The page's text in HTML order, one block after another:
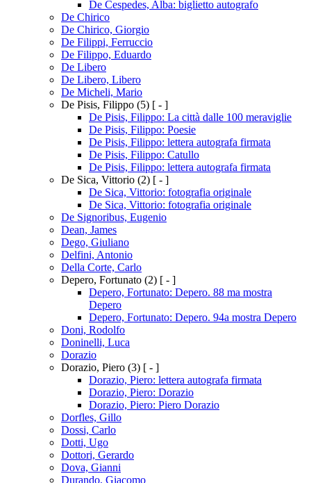
De Cespedes, Alba: biglietto autografo
De Chirico
De Chirico, Giorgio
De Filippi, Ferruccio
De Filippo, Eduardo
De Libero
De Libero, Libero
De Micheli, Mario
De Pisis, Filippo (5) [ - ]
De Pisis, Filippo: La città dalle 100 meraviglie
De Pisis, Filippo: Poesie
De Pisis, Filippo: lettera autografa firmata
De Pisis, Filippo: Catullo
De Pisis, Filippo: lettera autografa firmata
De Sica, Vittorio (2) [ - ]
De Sica, Vittorio: fotografia originale
De Sica, Vittorio: fotografia originale
De Signoribus, Eugenio
Dean, James
Dego, Giuliano
Delfini, Antonio
Della Corte, Carlo
Depero, Fortunato (2) [ - ]
Depero, Fortunato: Depero. 88 ma mostra
Depero
Depero, Fortunato: Depero. 94a mostra Depero
Doni, Rodolfo
Doninelli, Luca
Dorazio
Dorazio, Piero (3) [ - ]
Dorazio, Piero: lettera autografa firmata
Dorazio, Piero: Dorazio
Dorazio, Piero: Piero Dorazio
Dorfles, Gillo
Dossi, Carlo
Dotti, Ugo
Dottori, Gerardo
Dova, Gianni
Durando, Giacomo